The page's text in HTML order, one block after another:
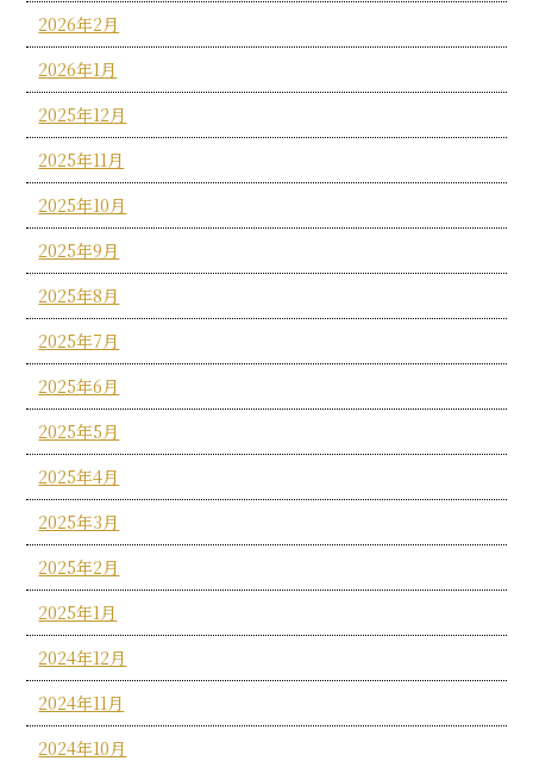
2026年2月
2026年1月
2025年12月
2025年11月
2025年10月
2025年9月
2025年8月
2025年7月
2025年6月
2025年5月
2025年4月
2025年3月
2025年2月
2025年1月
2024年12月
2024年11月
2024年10月